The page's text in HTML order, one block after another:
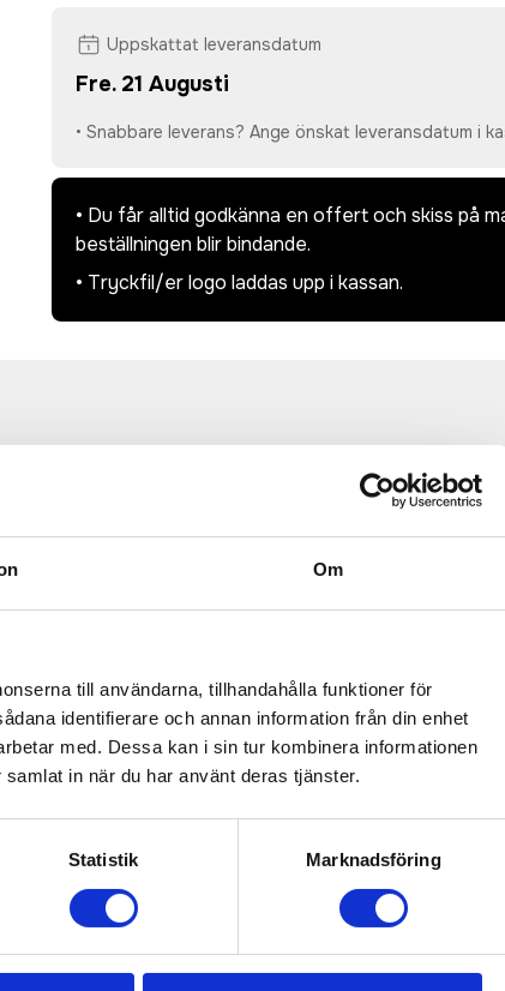
Om
till användarna, tillhandahålla funktioner för
identifierare och annan information från din enhet
med. Dessa kan i sin tur kombinera informationen
in när du har använt deras tjänster.
Statistik Marknadsföring
Uppskattat leveransdatum
Fre. 21 Augusti
• Snabbare leverans? Ange önskat leveransdatum i
• Du får alltid godkänna en offert och skiss på
beställningen blir bindande.
• Tryckfil/er logo laddas upp i kassan.
och designen med rund hals ger en mångsidig och
att bära. Dessutom är bomullsmaterialet mjukt vid
tas bort i två segment lämnar designen utrymme för
mailen?
produkt och pris över mailen.
bara ställa frågor!